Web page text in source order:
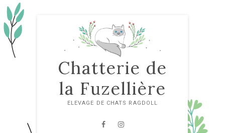
Chatterie de
la Fuzellière
ELEVAGE DE CHATS RAGDOLL
Facebook